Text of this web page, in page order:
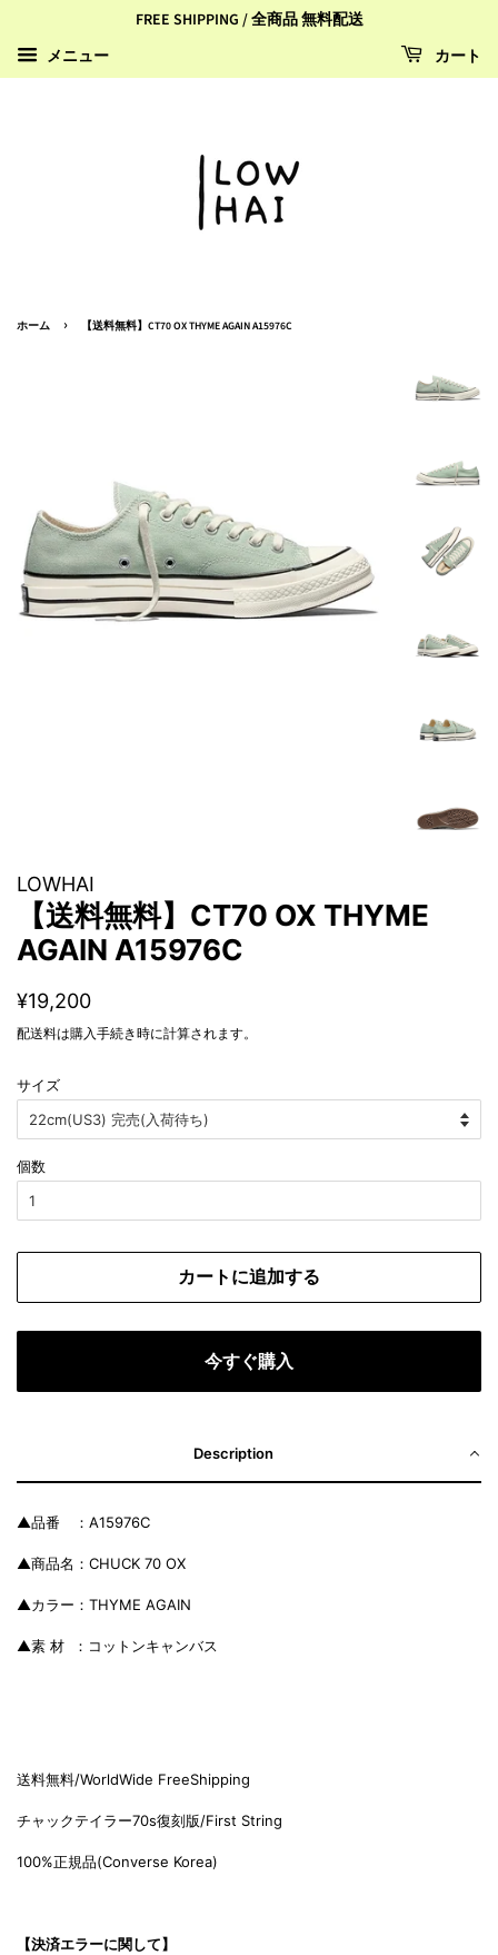
FREE SHIPPING / 全商品 無料配送
メニュー カート
ホーム › 【送料無料】CT70 OX THYME AGAIN A15976C
LOWHAI
【送料無料】CT70 OX THYME
AGAIN A15976C
通
価
¥19,200
価
配送料は購入手続き時に計算されます。
サイズ
個数
カートに追加する
今すぐ購入
Description
▲品番 ：A15976C
▲商品名：CHUCK 70 OX
▲カラー：THYME AGAIN
▲素 材 ：コットンキャンバス
送料無料/WorldWide FreeShipping
チャックテイラー70s復刻版/First String
100%正規品(Converse Korea)
【決済エラーに関して】